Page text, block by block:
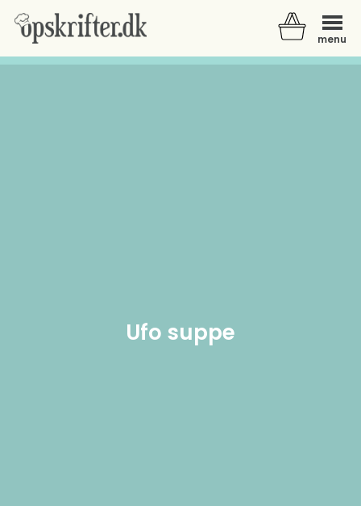
menu
Ufo suppe